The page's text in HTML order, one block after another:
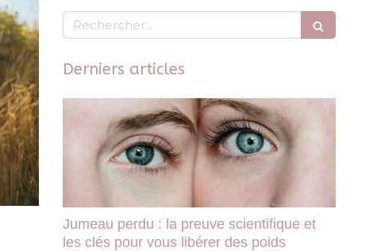
Rechercher
Derniers articles
Jumeau perdu : la preuve scientifique et
les clés pour vous libérer des poids